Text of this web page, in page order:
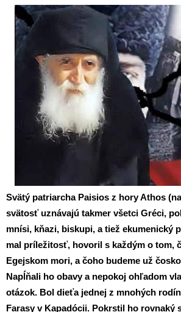
Svätý patriarcha Paisios z hory Athos
svätosť uznávajú takmer všetci Gréci,
mnísi, kňazi, biskupi, a tiež ekumenický
mal príležitosť, hovoril s každým o tom,
Egejskom mori, a čoho budeme už
Napĺňali ho obavy a nepokoj ohľadom
otázok. Bol dieťa jednej z mnohých
Farasy v Kapadócii. Pokrstil ho rovnaký